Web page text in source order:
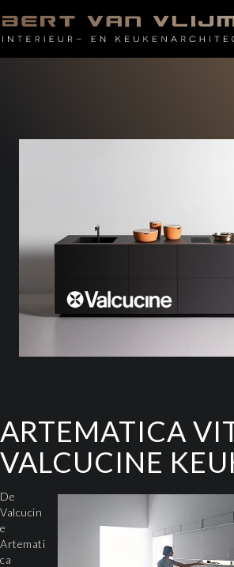
ARTEMATICA
VALCUCINE
De
Valcucin
e
Artemati
ca